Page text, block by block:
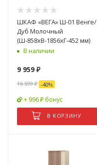
ШКАФ «ВЕГА» Ш-01 Венге/
Дуб Молочный
(Ш-858хВ-1856хГ-452 мм)
В наличии
9 959 ₽
16 599₽ -40%
+ 996 ₽ бонус
В КОРЗИНУ